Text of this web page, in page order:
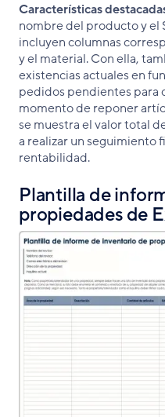
Características
nombre del producto y el
incluyen columnas
y el material. Con ella,
existencias actuales en
pedidos pendientes para
momento de reponer
se muestra el valor total
a realizar un seguimiento
rentabilidad.
Plantilla de
propiedades de